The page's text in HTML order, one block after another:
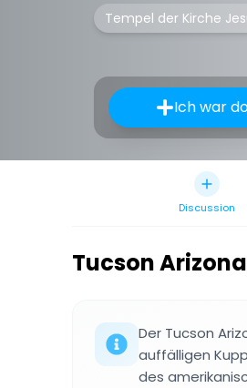
Tempel der Kirche
Ich war
Discussion
Tucson
Der Tucson
auffälligen
des